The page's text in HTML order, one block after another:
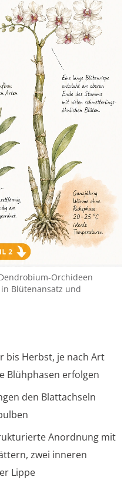
Orchideen
Blütenansatz und
bis Herbst, je nach Art
Blühphasen erfolgen
den Blattachseln
Anordnung mit
zwei inneren
Lippe